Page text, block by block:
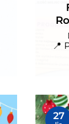
📍
27